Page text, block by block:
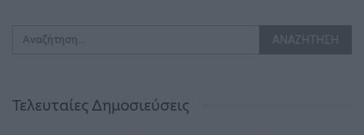
Τελευταίες Δημοσιεύσεις